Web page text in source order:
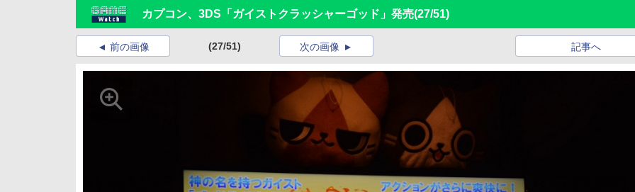
カプコン、3DS「ガイストクラッシャーゴッド」発売(27/51)
前の画像 (27/51) 記事へ
次の画像